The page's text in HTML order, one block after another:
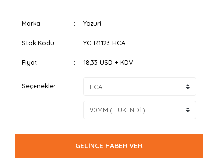
Marka Yozuri
Stok Kodu YO R1123-HCA
Fiyat 18,33 USD + KDV
Seçenekler
GELİNCE HABER VER